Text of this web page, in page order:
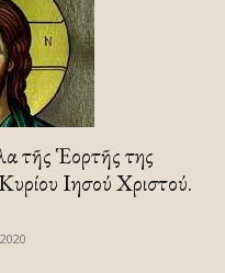
τῆς Ἑορτῆς της
Ιησού Χριστού.